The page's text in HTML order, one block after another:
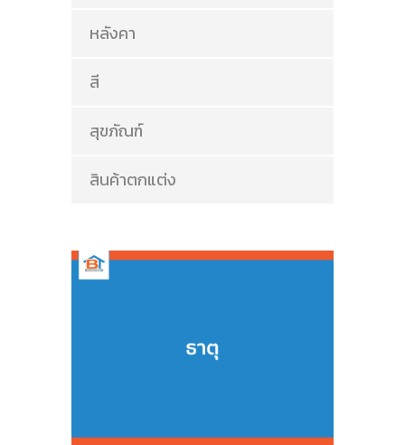
หลังคา
สี
สุขภัณฑ์
สินค้าตกแต่ง